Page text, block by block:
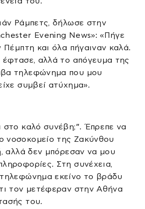
Ράμπετς, δήλωσε στην
Evening News»: «Πήγε
Πέμπτη και όλα πήγαιναν καλά.
έφτασε, αλλά το απόγευμα της
τηλεφώνημα που μου
συμβεί ατύχημα».
στο καλό συνέβη;”. Έπρεπε να
νοσοκομείο της Ζακύνθου
αλλά δεν μπόρεσαν να μου
Στη συνέχεια,
εκείνο το βράδυ
τον μετέφεραν στην Αθήνα
του.